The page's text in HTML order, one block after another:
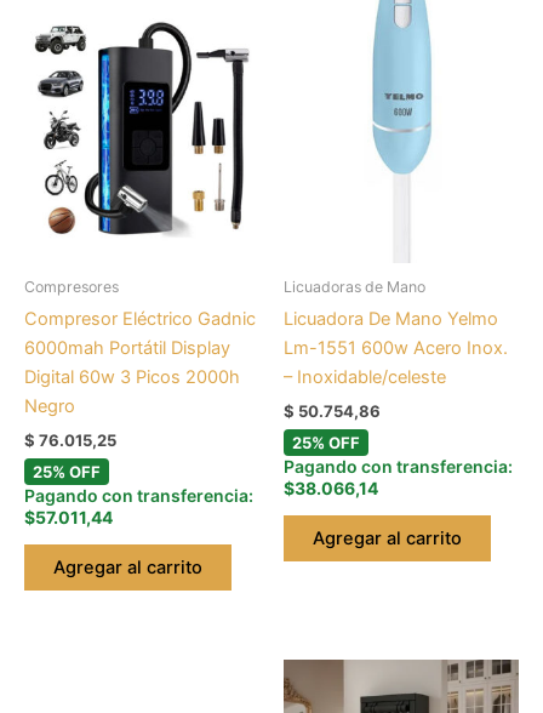
Compresores
Compresor Eléctrico Gadnic
6000mah Portátil Display
Digital 60w 3 Picos 2000h
Negro
$ 76.015,25
25% OFF
Pagando con transferencia:
$57.011,44
Agregar al carrito
Licuadoras de Mano
Licuadora De Mano Yelmo
Lm-1551 600w Acero Inox.
– Inoxidable/celeste
$ 50.754,86
25% OFF
Pagando con transferencia:
$38.066,14
Agregar al carrito